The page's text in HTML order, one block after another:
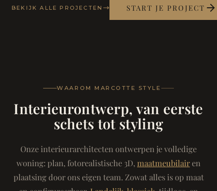
BEKIJK ALLE PROJECTEN START JE PROJECT
WAAROM MARCOTTE STYLE
Interieurontwerp, van eerste
schets tot styling
Onze interieurarchitecten ontwerpen je volledige
woning: plan, fotorealistische 3D, maatmeubilairen
plaatsing door ons eigen team. Zowat alles is op maat